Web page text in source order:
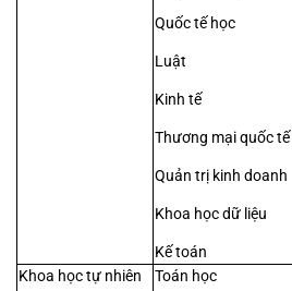
Quốc tế học
Luật
Kinh tế
Thương mại quốc tế
Quản trị kinh doanh
Khoa học dữ liệu
Kế toán
Khoa học tự nhiên
Toán học